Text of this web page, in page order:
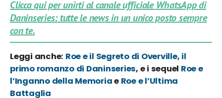
Clicca qui per unirti al canale ufficiale WhatsApp di
Daninseries: tutte le news in un unico posto sempre
con te.
Leggi anche: Roe e il Segreto di Overville, il
primo romanzo di Daninseries, e i sequel Roe e
l’Inganno della Memoriae Roe e l’Ultima
Battaglia